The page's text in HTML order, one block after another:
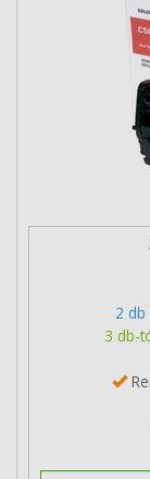
2 db
3 db-